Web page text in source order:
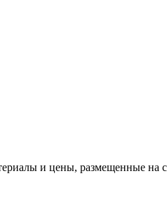
и цены, размещенные на